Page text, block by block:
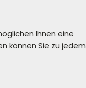
Ihnen eine
können Sie zu jedem
in Verl innerhalb von
"Einkauf abschließen"